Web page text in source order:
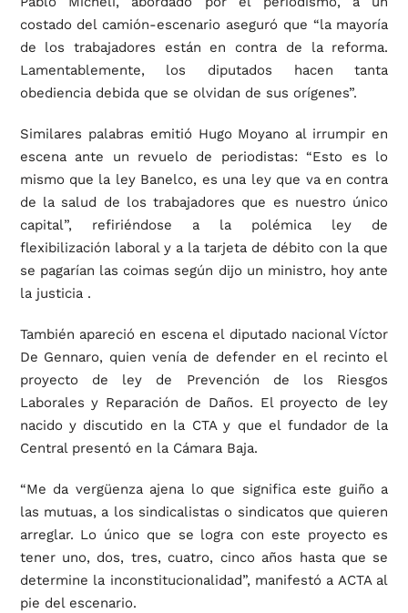
costado del camión-escenario aseguró que “la mayoría
de los trabajadores están en contra de la reforma.
Lamentablemente, los diputados hacen tanta
obediencia debida que se olvidan de sus orígenes”.
Similares palabras emitió Hugo Moyano al irrumpir en
escena ante un revuelo de periodistas: “Esto es lo
mismo que la ley Banelco, es una ley que va en contra
de la salud de los trabajadores que es nuestro único
capital”, refiriéndose a la polémica ley de
flexibilización laboral y a la tarjeta de débito con la que
se pagarían las coimas según dijo un ministro, hoy ante
la justicia .
También apareció en escena el diputado nacional Víctor
De Gennaro, quien venía de defender en el recinto el
proyecto de ley de Prevención de los Riesgos
Laborales y Reparación de Daños. El proyecto de ley
nacido y discutido en la CTA y que el fundador de la
Central presentó en la Cámara Baja.
“Me da vergüenza ajena lo que significa este guiño a
las mutuas, a los sindicalistas o sindicatos que quieren
arreglar. Lo único que se logra con este proyecto es
tener uno, dos, tres, cuatro, cinco años hasta que se
determine la inconstitucionalidad”, manifestó a ACTA al
pie del escenario.